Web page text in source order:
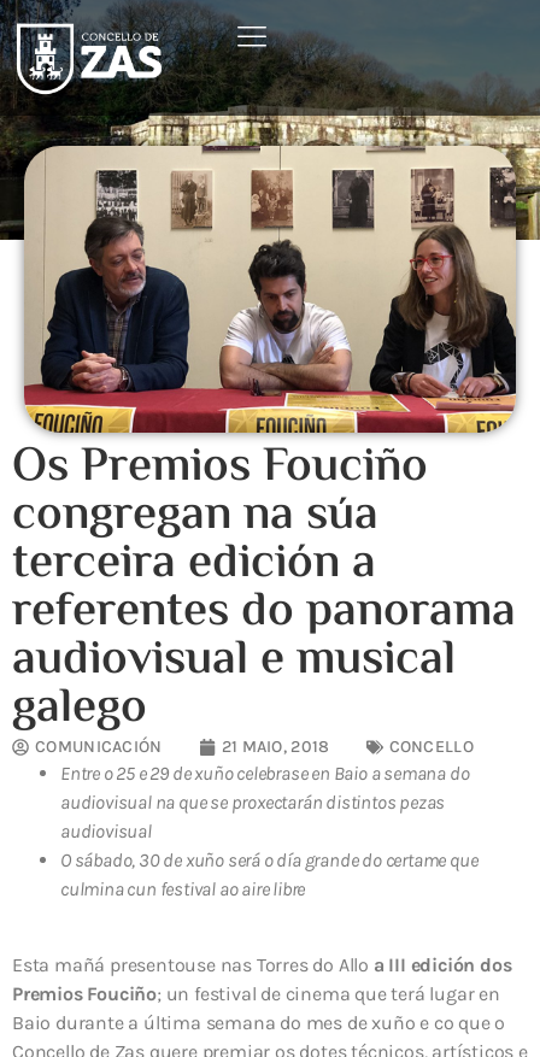
Os Premios Fouciño
congregan na súa
terceira edición a
referentes do panorama
audiovisual e musical
galego
COMUNICACIÓN 21 MAIO, 2018 CONCELLO
Entre o 25 e 29 de xuño celebrase en Baio a semana do
audiovisual na que se proxectarán distintos pezas
audiovisual
O sábado, 30 de xuño será o día grande do certame que
culmina cun festival ao aire libre
Esta mañá presentouse nas Torres do Allo a III edición dos
Premios Fouciño; un festival de cinema que terá lugar en
Baio durante a última semana do mes de xuño e co que o
Concello de Zas quere premiar os dotes técnicos, artísticos e